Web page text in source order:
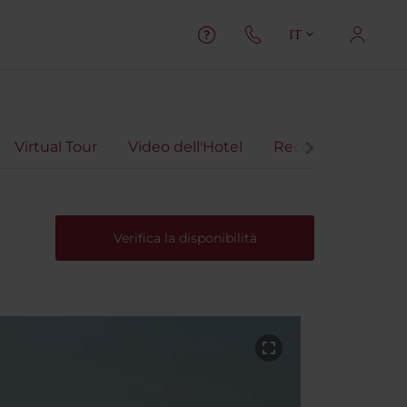
IT
Virtual Tour Video dell'Hotel Recensioni
Verifica la disponibilità